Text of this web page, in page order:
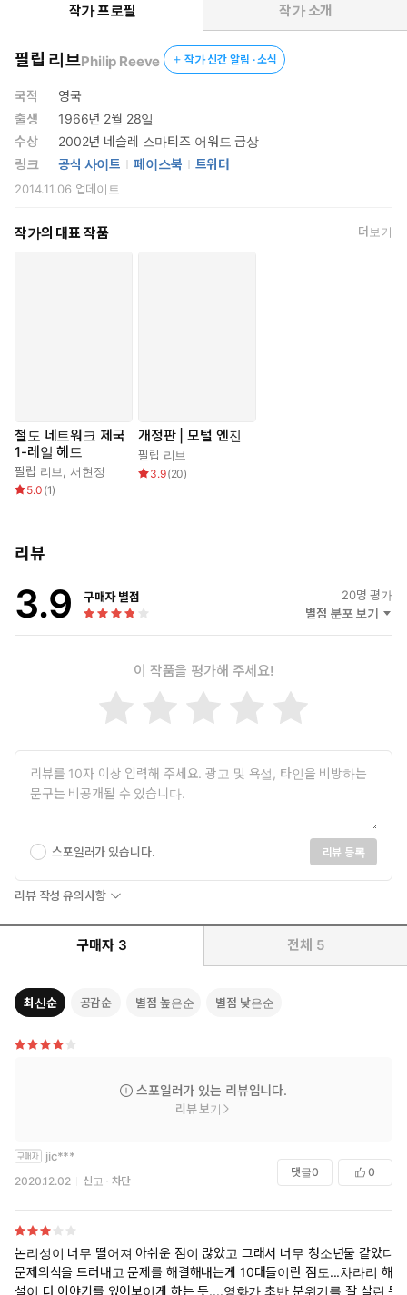
을 여는 작품이다. 지구 종말 이후의 세계를 다룬 이 일급의 SF 어
드벤처 소설은 빼어난 성장 소설인 동시에 환경 소설이며, 남녀노소
가 함께 읽을 수 있는 가족 소설이기도 하다. 작품에 넘쳐나는 거대
한 스케일의 상상력 또한 마치 한 편의 영화처럼 생생하고 흥미진진
하다. ‘견인 도시’라 불리는 움직이는 도시 간의 먹고 먹히는 전쟁과
그 속에서 펼쳐지는 사랑과 복수 그리고 성장담은 SF 어드벤처 특
유의 ‘읽는 재미’를 선사한다.
작가 프로필 작가 소개
필립 리브Philip Reeve 작가 신간 알림 · 소식
국적
영국
출생
1966년 2월 28일
수상
2002년 네슬레 스마티즈 어워드 금상
링크
공식 사이트 페이스북 트위터
2014.11.06 업데이트
작가의 대표 작품 더보기
철도 네트워크 제국
1-레일 헤드
필립 리브, 서현정
5.0 (1)
개정판 | 모털 엔진
필립 리브
3.9(20)
리뷰
3.9 구매자 별점 20명 평가
별점 분포 보기
이 작품을 평가해 주세요!
스포일러가 있습니다. 리뷰 등록
리뷰 작성 유의사항
구매자 3 전체 5
최신순 공감순 별점 높은순 별점 낮은순
스포일러가 있는 리뷰입니다.
리뷰 보기
jic***
2020.12.02 신고 차단
댓글0 0
논리성이 너무 떨어져 아쉬운 점이 많았고 그래서 너무 청소년물 같았다.
문제의식을 드러내고 문제를 해결해내는게 10대들이란 점도...차라리 해
설이 더 이야기를 있어보이게 하는 듯....영화가 초반 분위기를 잘 살린 듯